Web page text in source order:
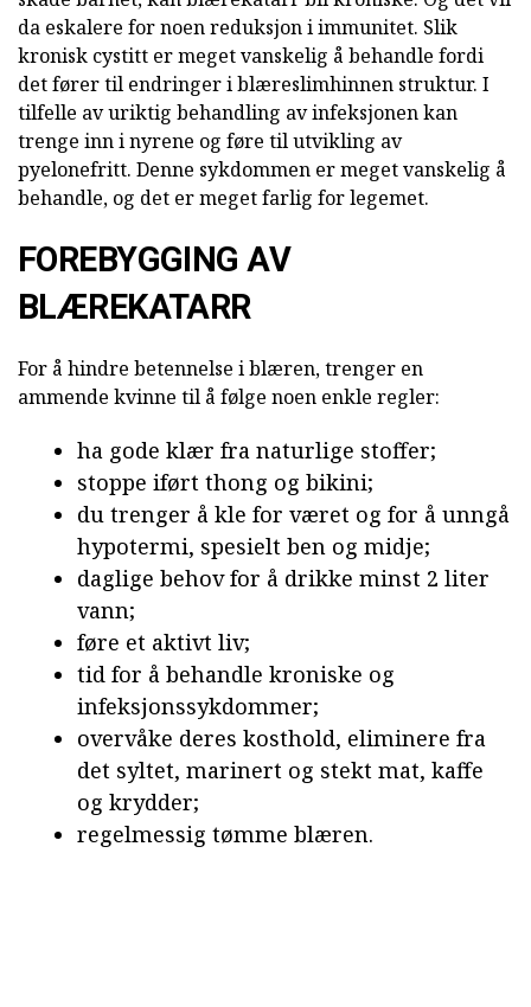
da eskalere for noen reduksjon i immunitet. Slik
kronisk cystitt er meget vanskelig å behandle fordi
det fører til endringer i blæreslimhinnen struktur. I
tilfelle av uriktig behandling av infeksjonen kan
trenge inn i nyrene og føre til utvikling av
pyelonefritt. Denne sykdommen er meget vanskelig å
behandle, og det er meget farlig for legemet.
FOREBYGGING AV
BLÆREKATARR
For å hindre betennelse i blæren, trenger en
ammende kvinne til å følge noen enkle regler:
ha gode klær fra naturlige stoffer;
stoppe iført thong og bikini;
du trenger å kle for været og for å unngå
hypotermi, spesielt ben og midje;
daglige behov for å drikke minst 2 liter
vann;
føre et aktivt liv;
tid for å behandle kroniske og
infeksjonssykdommer;
overvåke deres kosthold, eliminere fra
det syltet, marinert og stekt mat, kaffe
og krydder;
regelmessig tømme blæren.